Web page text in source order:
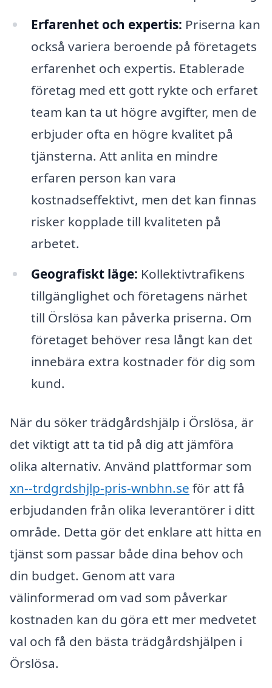
Erfarenhet och expertis: Priserna kan
också variera beroende på företagets
erfarenhet och expertis. Etablerade
företag med ett gott rykte och erfaret
team kan ta ut högre avgifter, men de
erbjuder ofta en högre kvalitet på
tjänsterna. Att anlita en mindre
erfaren person kan vara
kostnadseffektivt, men det kan finnas
risker kopplade till kvaliteten på
arbetet.
Geografiskt läge: Kollektivtrafikens
tillgänglighet och företagens närhet
till Örslösa kan påverka priserna. Om
företaget behöver resa långt kan det
innebära extra kostnader för dig som
kund.
När du söker trädgårdshjälp i Örslösa, är
det viktigt att ta tid på dig att jämföra
olika alternativ. Använd plattformar som
xn--trdgrdshjlp-pris-wnbhn.se för att få
erbjudanden från olika leverantörer i ditt
område. Detta gör det enklare att hitta en
tjänst som passar både dina behov och
din budget. Genom att vara
välinformerad om vad som påverkar
kostnaden kan du göra ett mer medvetet
val och få den bästa trädgårdshjälpen i
Örslösa.